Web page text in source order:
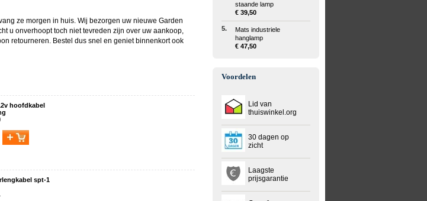
ze morgen in huis. Wij bezorgen uw nieuwe Garden
u onverhoopt toch niet tevreden zijn over uw aankoop,
retourneren. Bestel dus snel en geniet binnenkort ook
hoofdkabel
spt-1
staande lamp
€ 39,50
5.
Mats industriele
hanglamp
€ 47,50
Voordelen
Lid van
thuiswinkel.org
30 dagen op
zicht
Laagste
prijsgarantie